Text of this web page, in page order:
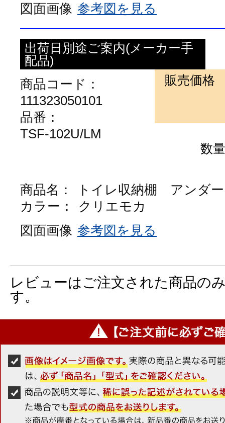
図面画像 参考図を見る
出荷日別途ご案内(メーカー手
配品)
商品コード：
111323050101
品番：
TSF-102U/LM
販売価格
数量
商品名：
トイレ収納棚 アンダ
カラー：
クリエモカ
図面画像 参考図を見る
レビューはご注文された商品の
す。